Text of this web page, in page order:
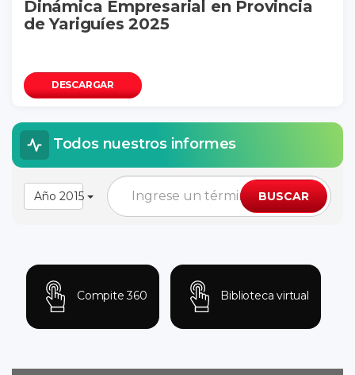
Dinámica Empresarial en Provincia
de Yariguíes 2025
DESCARGAR
Todos nuestros informes
Año 2015 BUSCAR
Compite 360 Biblioteca virtual